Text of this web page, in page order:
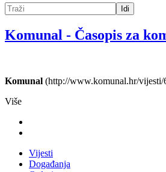
Idi
Komunal - Časopis za
Komunal (http://www.komunal.hr/vijesti/
Više
Vijesti
Događanja